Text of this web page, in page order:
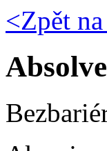
<Zpět na